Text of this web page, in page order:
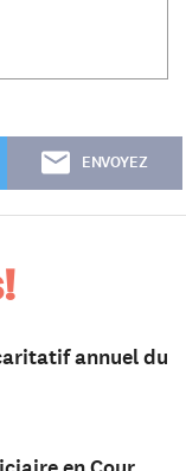
ENVOYEZ
annuel du